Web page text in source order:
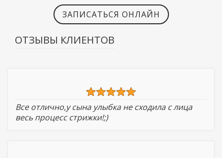
ЗАПИСАТЬСЯ ОНЛАЙН
ОТЗЫВЫ КЛИЕНТОВ
Все отлично,у сына улыбка не сходила с лица
весь процесс стрижки!;)